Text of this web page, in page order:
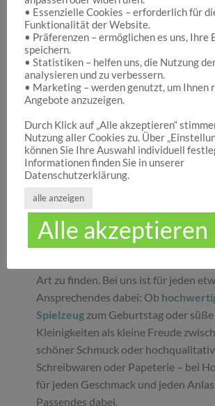
Hocuspocus – Ihr Onlineshop für die
Dinge des Lebens
Hocuspocus ist die richtige
wenn Du auf der Suche nach schönen
Geschenken , tollenSpielwarenoder
ansprechenderDekorationbist. Wir
Hocuspocus wissen schöne Dinge
schätzen und legen daher großen
dass bei uns Groß und Klein etwas
glücklich macht. Jeder Tag ist ein guter
seinen Liebsten oder sich selbst eine
machen. Unser umfassendes
Art zu finden. Bei uns ist für jeden
Ansprechendes dabei: Ob
Spielzeug zum Geburtstag oder süße
Kleinigkeiten als kleine Freude
schöner Schmuck oder
Schreibwaren oder Papeterie – bei
für jeden Geschmack und jeden
Passendes dabei.
• Essenzielle Cookies – erforderlich für
Funktionalität der Website.
• Präferenzen – ermöglichen es uns, Ihre
speichern.
• Statistiken – helfen uns, die Nutzung
analysieren und zu verbessern.
• Marketing – werden genutzt, um Ihnen
Angebote anzuzeigen.
Durch Klick auf „Alle akzeptieren“
Nutzung aller Cookies zu. Über
können Sie Ihre Auswahl individuell
Informationen finden Sie in unserer
Datenschutzerklärung.
alle anzeigen
Alle akzeptieren